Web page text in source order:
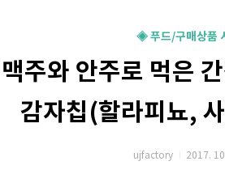
◈ 푸드/구매상품
주와 안주로 먹은
감자칩(할라피뇨,
ujfactory 2017.